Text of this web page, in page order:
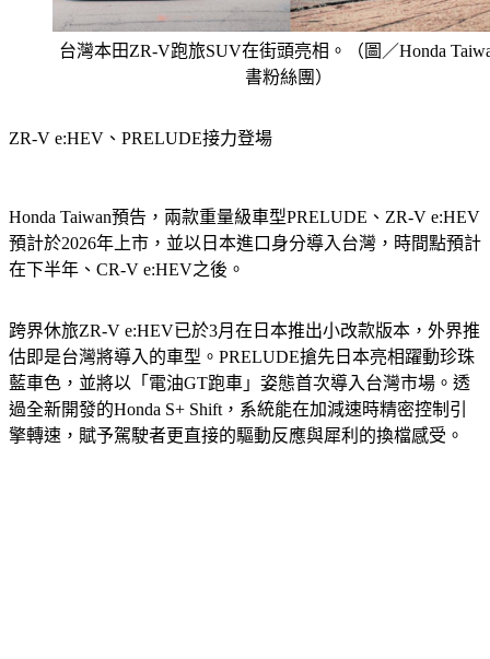
台灣本田ZR-V跑旅SUV在街頭亮相。（圖／Honda
書粉絲團 ）
ZR-V e:HEV、PRELUDE接力登場
Honda Taiwan預告，兩款重量級車型PRELUDE、ZR-V e:HEV
預計於2026年上市，並以日本進口身分導入台灣，時間點預計
在下半年、CR-V e:HEV之後。
跨界休旅ZR-V e:HEV已於3月在日本推出小改款版本，外界推
估即是台灣將導入的車型。PRELUDE搶先日本亮相躍動珍珠
藍車色，並將以「電油GT跑車」姿態首次導入台灣市場。透
過全新開發的Honda S+ Shift，系統能在加減速時精密控制引
擎轉速，賦予駕駛者更直接的驅動反應與犀利的換檔感受。